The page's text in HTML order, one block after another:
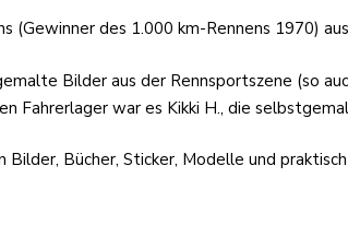
des 1.000 km-Rennens 1970)
Bilder aus der Rennsportszene (so
Fahrerlager war es Kikki H., die
Bücher, Sticker, Modelle und